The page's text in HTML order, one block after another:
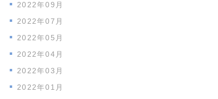
2022年09月
2022年07月
2022年05月
2022年04月
2022年03月
2022年01月